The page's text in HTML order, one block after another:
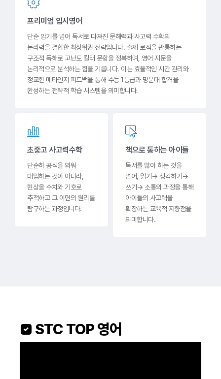
프리미엄 입시영어
단순 암기를 넘어 독서로 다져진 문해력과 사고력 수학의
논리력을 결합한 최상위권 전략입니다. 출제 로직을 관통하는
구조적 독해로 고난도 킬러 문항을 정복하며, 영어 지문을
논리적으로 분석하는 힘을 기릅니다. 이는 효율적인 시간 관리와
정교한 메타인지 피드백을 통해 수능 1등급과 명문대 합격을
완성하는 전략적 학습 시스템을 의미합니다.
초중고 사고력수학
단순히 공식을 외워
대입하는 것이 아니라,
현상을 수치와 기호로
추적하고 그 이면의 원리를
탐구하는 과정입니다.
책으로 통하는 아이들
독서를 많이 하는 것을
넘어, 읽기→ 생각하기→
쓰기→ 소통의 과정을 통해
아이들의 사고력을
확장하는 교육적 지향점을
의미합니다.
 STC TOP 영어